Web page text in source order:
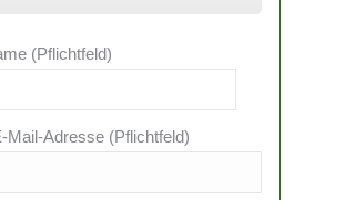
(Pflichtfeld)
Mail-Adresse (Pflichtfeld)